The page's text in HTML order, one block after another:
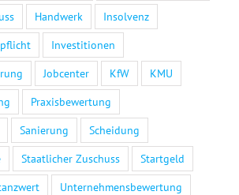
Handwerk
Insolvenz
Investitionen
Jobcenter KfW
KMU
Praxisbewertung
Sanierung
Scheidung
Staatlicher Zuschuss
Startgeld
Unternehmensbewertung